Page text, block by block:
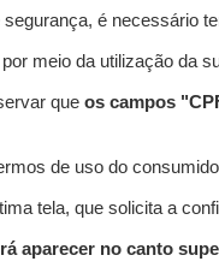
segurança, é necessário
meio da utilização da
queos campos
de uso do
tela, que solicita a
aparecer no canto